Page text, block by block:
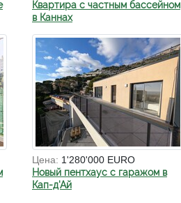
Квартира с частным бассейном
в Каннах
Цена: 1'280'000 EURO
Новый пентхаус с гаражом в
Кап-д'Ай